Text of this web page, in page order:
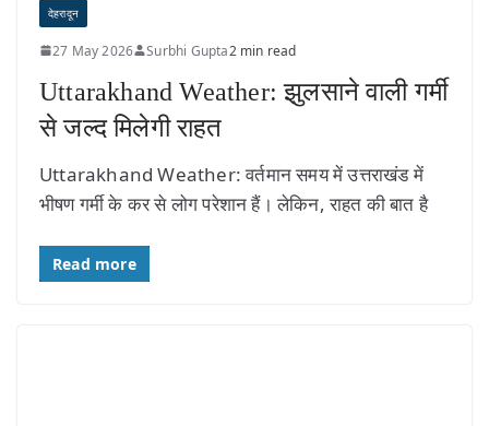
देहरादून
27 May 2026 Surbhi Gupta2 min read
Uttarakhand Weather: झुलसाने वाली गर्मी
से जल्द मिलेगी राहत
Uttarakhand Weather: वर्तमान समय में उत्तराखंड में
भीषण गर्मी के कर से लोग परेशान हैं। लेकिन, राहत की बात है
Read more